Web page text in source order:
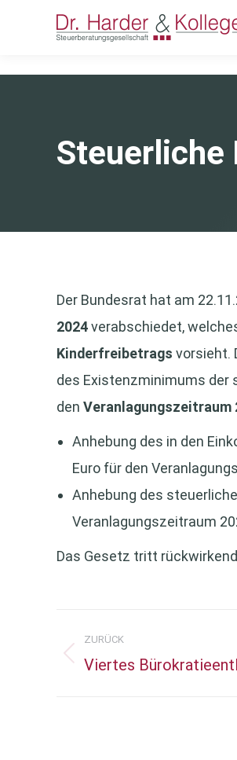
Steuerliche
Der Bundesrat hat am
2024verabschiedet,
Kinderfreibetrags vorsieht.
des Existenzminimums der
den Veranlagungszeitraum
Anhebung des in den
Euro für den
Anhebung des
Veranlagungszeitraum
Das Gesetz tritt
ZURÜCK
Vorheriger
Viertes